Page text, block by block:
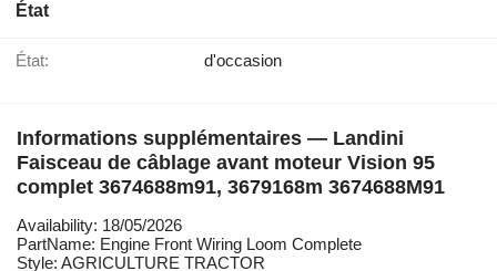
État
État: d'occasion
Informations supplémentaires — Landini
Faisceau de câblage avant moteur Vision 95
complet 3674688m91, 3679168m 3674688M91
Availability: 18/05/2026
PartName: Engine Front Wiring Loom Complete
Style: AGRICULTURE TRACTOR